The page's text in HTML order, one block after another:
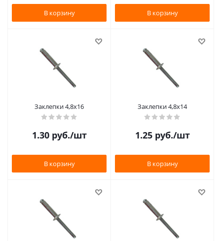
В корзину В корзину
Заклепки 4,8х16
1.30руб./шт
В корзину
Заклепки 4,8х14
1.25руб./шт
В корзину